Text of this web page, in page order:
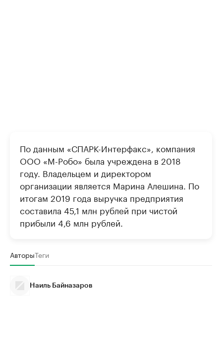
По данным «СПАРК-Интерфакс», компания
ООО «М-Робо» была учреждена в 2018
году. Владельцем и директором
организации является Марина Алешина. По
итогам 2019 года выручка предприятия
составила 45,1 млн рублей при чистой
прибыли 4,6 млн рублей.
АвторыТеги
Наиль Байназаров